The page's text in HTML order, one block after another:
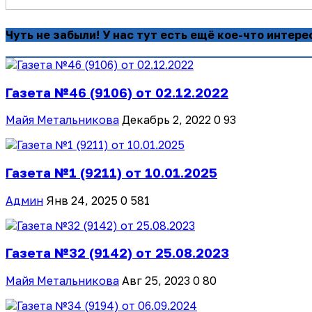
Чуть не забыли! У нас тут есть ещё кое-что
Газета №46 (9106) от 02.12.2022
Майя Метальникова Декабрь 2, 2022 0 93
Газета №1 (9211) от 10.01.2025
Админ Янв 24, 2025 0 581
Газета №32 (9142) от 25.08.2023
Майя Метальникова Авг 25, 2023 0 80